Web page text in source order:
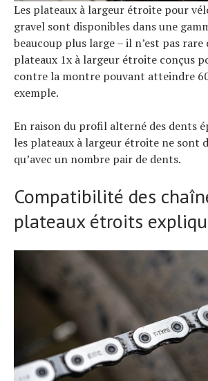
Les plateaux à largeur étroite pour
gravel sont disponibles dans une
beaucoup plus large – il n’est pas rare
plateaux 1x à largeur étroite conçus
contre la montre pouvant atteindre
exemple.
En raison du profil alterné des dents
les plateaux à largeur étroite ne sont
qu’avec un nombre pair de dents.
Compatibilité des
plateaux étroits